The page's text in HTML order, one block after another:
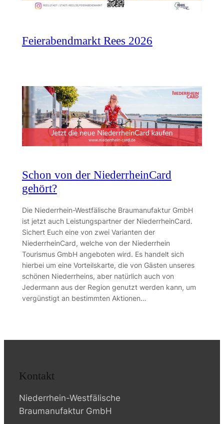
Feierabendmarkt Rees 2026
Schon von der NiederrheinCard
gehört?
Die Niederrhein-Westfälische Braumanufaktur GmbH
ist jetzt auch Leistungspartner der NiederrheinCard.
Sichert Euch eine von zwei Varianten der
NiederrheinCard, welche von der Niederrhein
Tourismus GmbH angeboten wird. Es handelt sich
hierbei um eine Vorteilskarte, die von Gästen unseres
schönen Niederrheins, aber natürlich auch von
Jedermann aus der Region genutzt werden kann, um
vergünstigt an bestimmten Aktionen…
Kontakt
Niederrhein-Westfälische
Braumanufaktur GmbH